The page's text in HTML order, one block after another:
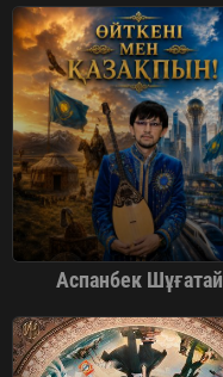
Аспанбек Шұғатай